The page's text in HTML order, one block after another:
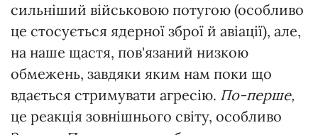
сильніший військовою потугою (особливо
це стосується ядерної зброї й авіації), але,
на наше щастя, пов'язаний низкою
обмежень, завдяки яким нам поки що
вдається стримувати агресію. По-перше,
це реакція зовнішнього світу, особливо